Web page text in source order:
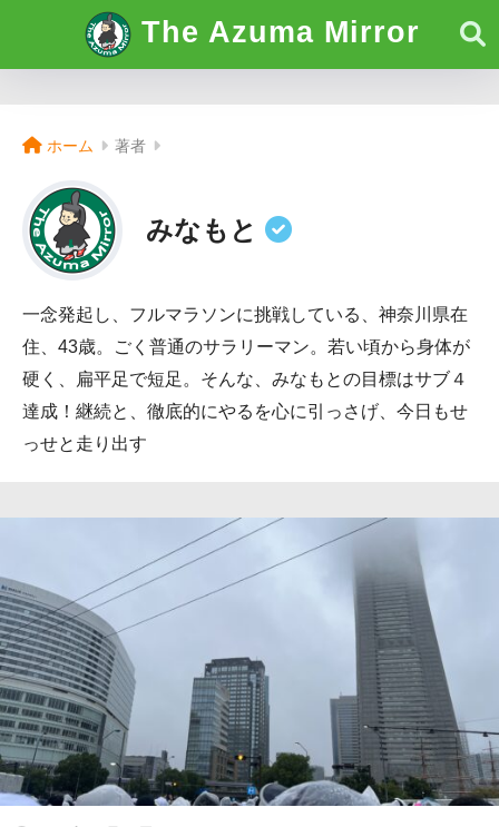
The Azuma Mirror
ホーム 著者
みなもと
一念発起し、フルマラソンに挑戦している、神奈川県在
住、43歳。ごく普通のサラリーマン。若い頃から身体が
硬く、扁平足で短足。そんな、みなもとの目標はサブ４
達成！継続と、徹底的にやるを心に引っさげ、今日もせ
っせと走り出す